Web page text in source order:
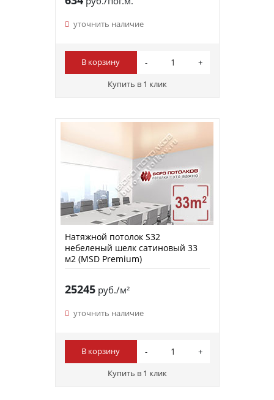
уточнить наличие
В корзину
Купить в 1 клик
Натяжной потолок S32
небеленый шелк сатиновый 33
м2 (MSD Premium)
25245руб./м²
уточнить наличие
В корзину
Купить в 1 клик